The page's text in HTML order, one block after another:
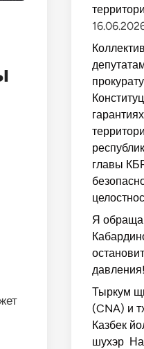
главы
Я
давления!
Тыркум
(CNA) и
Казбек
шухэр